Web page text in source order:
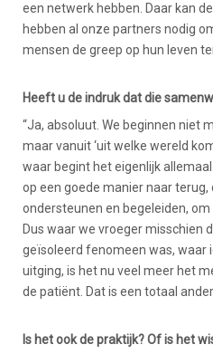
een netwerk hebben. Daar kan
hebben al onze partners nodig
mensen de greep op hun leven
Heeft u de indruk dat die
“Ja, absoluut. We beginnen niet
maar vanuit ‘uit welke wereld
waar begint het eigenlijk
op een goede manier naar
ondersteunen en begeleiden, om
Dus waar we vroeger misschien
geïsoleerd fenomeen was, waar
uitging, is het nu veel meer het
de patiënt. Dat is een totaal
Is het ook de praktijk? Of is het